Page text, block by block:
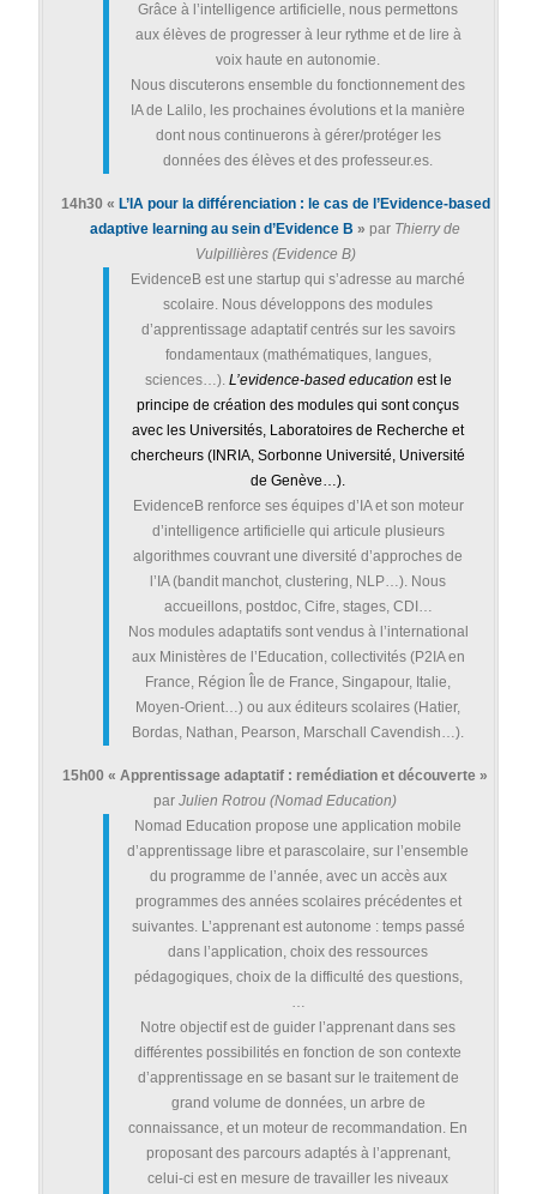
Grâce à l’intelligence artificielle, nous permettons
aux élèves de progresser à leur rythme et de lire à
voix haute en autonomie.
Nous discuterons ensemble du fonctionnement des
IA de Lalilo, les prochaines évolutions et la manière
dont nous continuerons à gérer/protéger les
données des élèves et des professeur.es.
14h30 « L’IA pour la différenciation : le cas de l’Evidence-based
adaptive learning au sein d’Evidence B » par Thierry de
Vulpillières(Evidence B)
EvidenceB est une startup qui s’adresse au marché
scolaire. Nous développons des modules
d’apprentissage adaptatif centrés sur les savoirs
fondamentaux (mathématiques, langues,
sciences…). L’evidence-based education est le
principe de création des modules qui sont conçus
avec les Universités, Laboratoires de Recherche et
chercheurs (INRIA, Sorbonne Université, Université
de Genève…).
EvidenceB renforce ses équipes d’IA et son moteur
d’intelligence artificielle qui articule plusieurs
algorithmes couvrant une diversité d’approches de
l’IA (bandit manchot, clustering, NLP…). Nous
accueillons, postdoc, Cifre, stages, CDI…
Nos modules adaptatifs sont vendus à l’international
aux Ministères de l’Education, collectivités (P2IA en
France, Région Île de France, Singapour, Italie,
Moyen-Orient…) ou aux éditeurs scolaires (Hatier,
Bordas, Nathan, Pearson, Marschall Cavendish…).
15h00« Apprentissage adaptatif : remédiation et découverte »
parJulien Rotrou (Nomad Education)
Nomad Education propose une application mobile
d’apprentissage libre et parascolaire, sur l’ensemble
du programme de l’année, avec un accès aux
programmes des années scolaires précédentes et
suivantes. L’apprenant est autonome : temps passé
dans l’application, choix des ressources
pédagogiques, choix de la difficulté des questions,
…
Notre objectif est de guider l’apprenant dans ses
différentes possibilités en fonction de son contexte
d’apprentissage en se basant sur le traitement de
grand volume de données, un arbre de
connaissance, et un moteur de recommandation. En
proposant des parcours adaptés à l’apprenant,
celui-ci est en mesure de travailler les niveaux